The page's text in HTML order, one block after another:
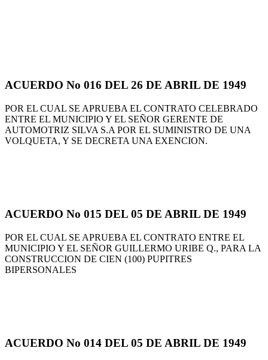
ACUERDO No 016 DEL 26 DE ABRIL DE 1949
POR EL CUAL SE APRUEBA EL CONTRATO CELEBRADO
ENTRE EL MUNICIPIO Y EL SEÑOR GERENTE DE
AUTOMOTRIZ SILVA S.A POR EL SUMINISTRO DE UNA
VOLQUETA, Y SE DECRETA UNA EXENCION.
ACUERDO No 015 DEL 05 DE ABRIL DE 1949
POR EL CUAL SE APRUEBA EL CONTRATO ENTRE EL
MUNICIPIO Y EL SEÑOR GUILLERMO URIBE Q., PARA LA
CONSTRUCCION DE CIEN (100) PUPITRES
BIPERSONALES
ACUERDO No 014 DEL 05 DE ABRIL DE 1949